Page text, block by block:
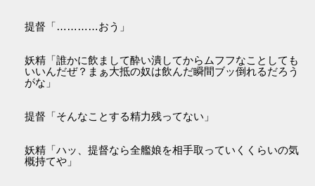
提督「…………おう」
妖精「誰かに飲まして酔い潰してからムフフなことしても
いいんだぜ？まぁ大抵の奴は飲んだ瞬間ブッ倒れるだろう
がな」
提督「そんなことする精力残ってない」
妖精「ハッ、提督なら全艦娘を相手取っていくくらいの気
概持てや」